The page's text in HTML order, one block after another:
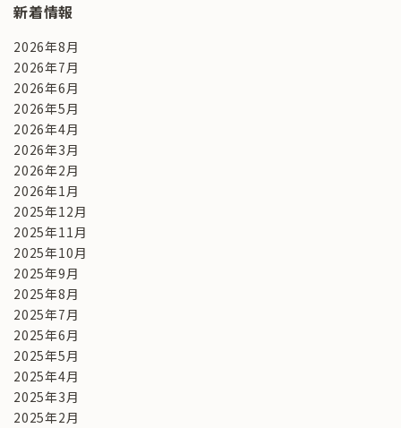
新着情報
2026年8月
2026年7月
2026年6月
2026年5月
2026年4月
2026年3月
2026年2月
2026年1月
2025年12月
2025年11月
2025年10月
2025年9月
2025年8月
2025年7月
2025年6月
2025年5月
2025年4月
2025年3月
2025年2月